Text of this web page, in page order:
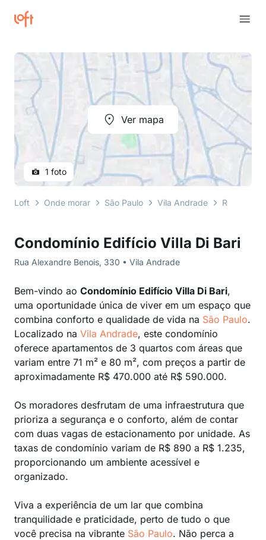
Condomínio Edifício Villa Di Bari
Rua Alexandre Benois, 330 • Vila Andrade
Bem-vindo ao Condomínio Edifício Villa Di Bari,
uma oportunidade única de viver em um espaço que
combina conforto e qualidade de vida na São Paulo.
Localizado na Vila Andrade, este condomínio
oferece apartamentos de 3 quartos com áreas que
variam entre 71 m² e 80 m², com preços a partir de
aproximadamente R$ 470.000 até R$ 590.000.
Os moradores desfrutam de uma infraestrutura que
prioriza a segurança e o conforto, além de contar
com duas vagas de estacionamento por unidade. As
taxas de condomínio variam de R$ 890 a R$ 1.235,
proporcionando um ambiente acessível e
organizado.
Viva a experiência de um lar que combina
tranquilidade e praticidade, perto de tudo o que
você precisa na vibrante São Paulo. Não perca a
Ver mapa
1 foto
Loft Onde morar São Paulo Vila Andrade Rua